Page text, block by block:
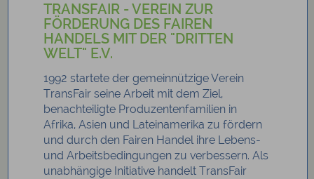
TRANSFAIR - VEREIN ZUR
FÖRDERUNG DES FAIREN
HANDELS MIT DER "DRITTEN
WELT" E.V.
1992 startete der gemeinnützige Verein
TransFair seine Arbeit mit dem Ziel,
benachteiligte Produzentenfamilien in
Afrika, Asien und Lateinamerika zu fördern
und durch den Fairen Handel ihre Lebens-
und Arbeitsbedingungen zu verbessern. Als
unabhängige Initiative handelt TransFair